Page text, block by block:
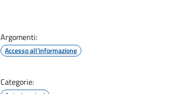
Argomenti:
Accesso all'informazione
Categorie: